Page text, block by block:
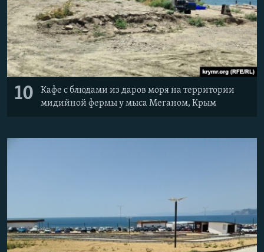
10
Кафе с блюдами из даров моря на территории
мидийной фермы у мыса Меганом, Крым